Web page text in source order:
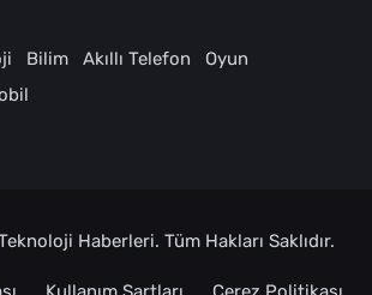
Bilim Akıllı Telefon
Oyun
Haberleri. Tüm Hakları Saklıdır.